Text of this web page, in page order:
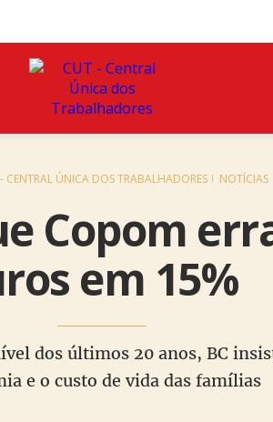
CENTRAL ÚNICA DOS TRABALHADORES NOTÍCIAS
Copom
em 15%
dos últimos 20 anos, BC
e o custo de vida das famílias